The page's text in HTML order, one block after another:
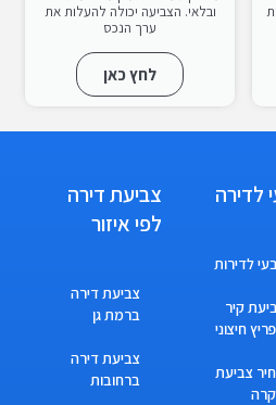
ובלאי. הצביעה יכולה להעלות את
ערך הנכס
לחץ כאן
לדירה
לדירות
קיר
חיצוני
צביעת
צביעת דירה
לפי איזור
צביעת דירה
ברמת גן
צביעת דירה
ברחובות